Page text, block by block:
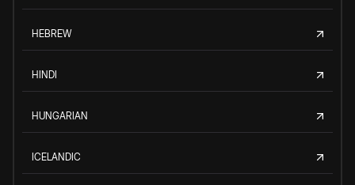
HEBREW
HINDI
HUNGARIAN
ICELANDIC